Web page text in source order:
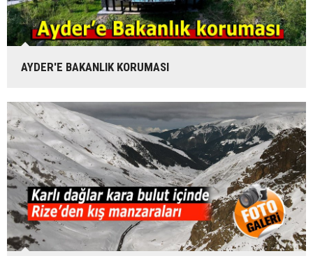
AYDER'E BAKANLIK KORUMASI